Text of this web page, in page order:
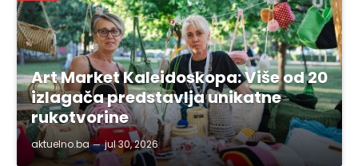
Art Market Kaleidoskopa: Više od 20
izlagača predstavlja unikatne
rukotvorine
aktuelno.ba jul 30, 2026